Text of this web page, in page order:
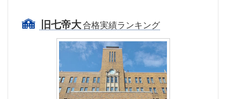
旧七帝大合格実績ランキング